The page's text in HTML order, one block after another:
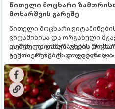
წითელი მოცხარი
მოხარშვის გარეშე
წითელი მოცხარი
ვიტამინისა და ორგანული
თერმული დამუშავების
ნივთიერებების დიდი ნაწილი
კენკრის ზამთრისთვის
„ცოცხალი ჯემის“ მომზადებაა
ეს მეთოდი ინარჩუნებს
გემოს, არომატს და ყველა